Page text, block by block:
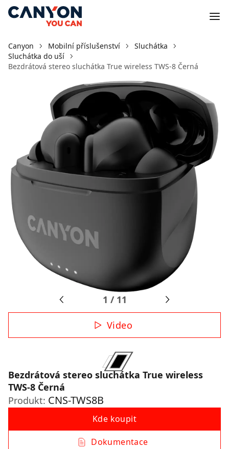
Canyon Mobilní příslušenství
Sluchátka
Sluchátka do uší
Bezdrátová stereo sluchátka True wireless TWS-8 Černá
1 / 11
Video
Bezdrátová stereo sluchátka True wireless
TWS-8 Černá
Produkt: CNS-TWS8B
Kde koupit
Dokumentace